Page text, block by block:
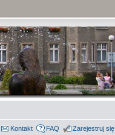
Kontakt FAQ Zarejestruj się